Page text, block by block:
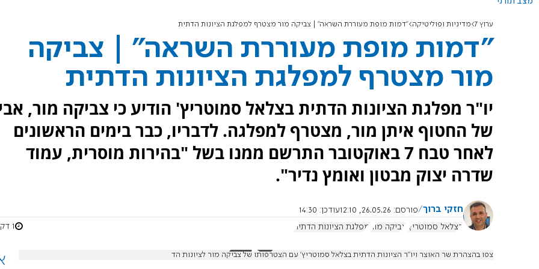
ערוץ 7 מדיניות ופוליטיקה "דמות מופת מעוררת השראה" | צביקה מור מצטרף למפלגת הציונות הדתית
"דמות מופת מעוררת השראה" | צביקה
מור מצטרף למפלגת הציונות הדתית
יו"ר מפלגת הציונות הדתית בצלאל סמוטריץ' הודיע כי צביקה מור,
של החטוף איתן מור, מצטרף למפלגה. לדבריו, כבר בימים הראשונים
לאחר טבח 7 באוקטובר התרשם ממנו בשל "בהירות מוסרית, עמוד
שדרה יצוק מבטון ואומץ נדיר".
חזקי ברוך פורסם: 26.05.26, 12:10 עודכן: 14:30
בצלאל סמוטריץ'
צביקה מור מפלגת הציונות הדתית 1 דקות
צפו בהצהרת שר האוצר ויו"ר הציונות הדתית בצלאל סמוטריץ׳ עם הצטרפותו של צביקה מור לציונות הד